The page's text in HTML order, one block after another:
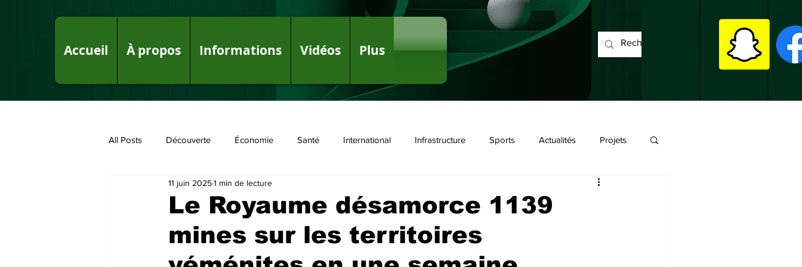
Accueil À propos Informations Vidéos Plus
All Posts Découverte Économie Santé International Infrastructure Sports Actualités Projets
Fake News sur le Royaume Politique
Le Royaume désamorce 1139
mines sur les territoires
11 juin 20251 min de lecture